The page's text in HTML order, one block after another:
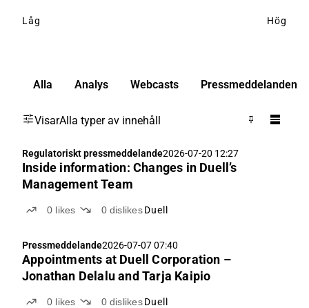
Låg Hög
Alla Analys Webcasts Pressmeddelanden
VisarAlla typer av innehåll
Regulatoriskt pressmeddelande2026-07-20 12:27
Inside information: Changes in Duell’s
Management Team
0 likes 0 dislikes Duell
Pressmeddelande2026-07-07 07:40
Appointments at Duell Corporation –
Jonathan Delalu and Tarja Kaipio
0 likes 0 dislikes Duell